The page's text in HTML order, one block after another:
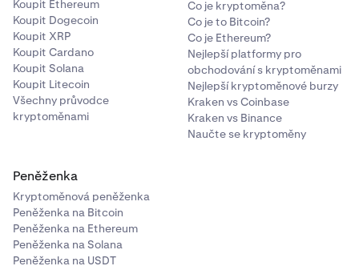
Koupit Ethereum
Koupit Dogecoin
Koupit XRP
Koupit Cardano
Koupit Solana
Koupit Litecoin
Všechny průvodce
kryptoměnami
Co je kryptoměna?
Co je to Bitcoin?
Co je Ethereum?
Nejlepší platformy pro
obchodování s kryptoměnami
Nejlepší kryptoměnové burzy
Kraken vs Coinbase
Kraken vs Binance
Naučte se kryptoměny
Peněženka
Kryptoměnová peněženka
Peněženka na Bitcoin
Peněženka na Ethereum
Peněženka na Solana
Peněženka na USDT